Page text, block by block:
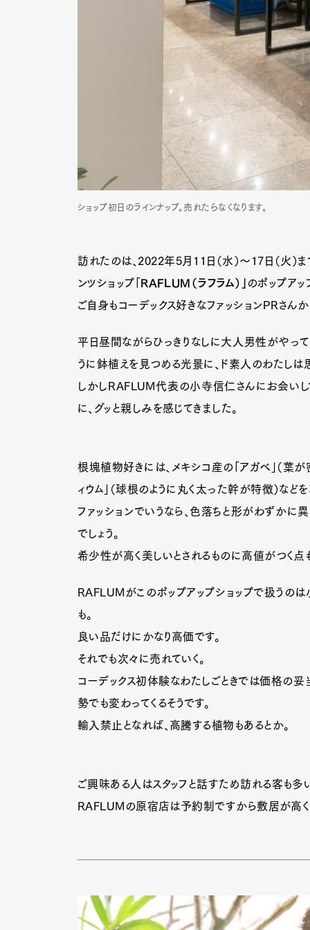
Pen
Pen
ショップ初日のラインナップ。売れたらなくなります。
訪れたのは、2022年5月11日（水）〜17日（火）
ンツショップ「 RAFLUM（ラフラム）」
のポップアッ
ご自身もコーデックス好きなファッションPRさん
平日昼間ながらひっきりなしに大人男性がやっ
うに鉢植えを見つめる光景に、ド素人のわたしは
しかしRAFLUM代表の小寺信仁さんにお会いし
に、グッと親しみを感じてきました。
根塊植物好きには、メキシコ産の「アガベ」（葉
ィウム」（球根のように丸く太った幹が特徴）など
ファッションでいうなら、色落ちと形がわずかに
でしょう。
希少性が高く美しいとされるものに高値がつく点
RAFLUMがこのポップアップショップで扱うの
も。
良い品だけにかなり高価です。
それでも次々に売れていく。
コーデックス初体験なわたしごときでは価格の
勢でも変わってくるそうです。
輸入禁止となれば、高騰する植物もあるとか。
ご興味ある人はスタッフと話すため訪れる客も多
RAFLUMの原宿店は予約制ですから敷居が高く